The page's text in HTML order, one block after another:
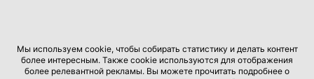
Мы используем cookie, чтобы собирать статистику и делать контент
более интересным. Также cookie используются для отображения
более релевантной рекламы. Вы можете прочитать подробнее о